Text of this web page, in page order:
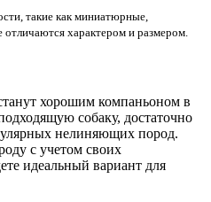
такие как миниатюрные,
отличаются характером и размером.
хорошим компаньоном в
собаку, достаточно
нелиняющих пород.
с учетом своих
идеальный вариант для